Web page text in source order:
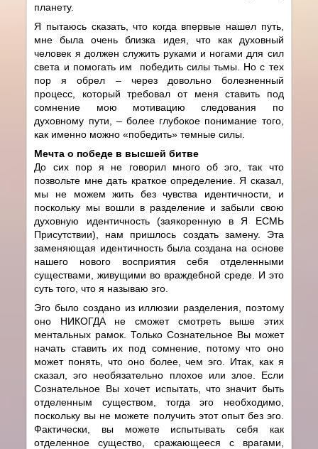
планету.
Я пытаюсь сказать, что когда впервые нашел путь,
мне была очень близка идея, что как духовный
человек я должен служить руками и ногами для сил
света и помогать им победить силы тьмы. Но с тех
пор я обрел – через довольно болезненный
процесс, который требовал от меня ставить под
сомнение мою мотивацию следования по
духовному пути, – более глубокое понимание того,
как именно можно «победить» темные силы.
Мечта о победе в высшей битве
До сих пор я не говорил много об эго, так что
позвольте мне дать краткое определение. Я сказал,
мы не можем жить без чувства идентичности, и
поскольку мы вошли в разделение и забыли свою
духовную идентичность (заякоренную в Я ЕСМЬ
Присутствии), нам пришлось создать замену. Эта
заменяющая идентичность была создана на основе
нашего нового восприятия себя отделенными
существами, живущими во враждебной среде. И это
суть того, что я называю эго.
Эго было создано из иллюзии разделения, поэтому
оно НИКОГДА не сможет смотреть выше этих
ментальных рамок. Только Сознательное Вы может
начать ставить их под сомнение, потому что оно
может понять, что оно более, чем эго. Итак, как я
сказал, эго необязательно плохое или злое. Если
Сознательное Вы хочет испытать, что значит быть
отделенным существом, тогда эго необходимо,
поскольку вы не можете получить этот опыт без эго.
Фактически, вы можете испытывать себя как
отделенное существо, сражающееся с врагами,